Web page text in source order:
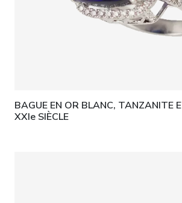
BAGUE EN OR BLANC, TANZANITE
XXIe SIÈCLE